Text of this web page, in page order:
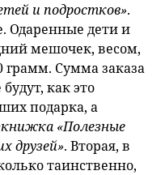
и подростков».
Одаренные дети и
мешочек, весом,
грамм. Сумма заказа
как это
подарка, а
«Полезные
друзей». Вторая, в
таинственно,